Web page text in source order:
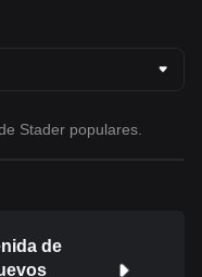
Stader populares.
de